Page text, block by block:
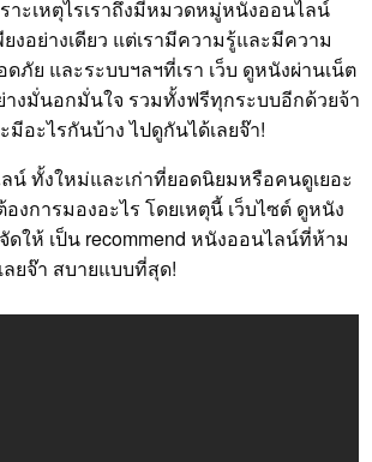
ะเหตุไรเราถึงมีหมวดหมู่หนังออนไลน์
อย่างเดียว แต่เรามีความรู้และมีความ
ภัย และระบบฯลฯที่เรา เว็บ ดูหนังผ่านเน็ต
งมั่นอกมั่นใจ รวมทั้งฟรีทุกระบบอีกด้วยจ้า
อะไรกันบ้าง ไปดูกันได้เลยจ๊า!
ทั้งใหม่และเก่าที่ยอดนิยมหรือคนดูเยอะ
งการมองอะไร โดยเหตุนี้ เว็บไซต์ ดูหนัง
ดให้ เป็น recommend หนังออนไลน์ที่ห้าม
ยจ๊า สบายแบบที่สุด!